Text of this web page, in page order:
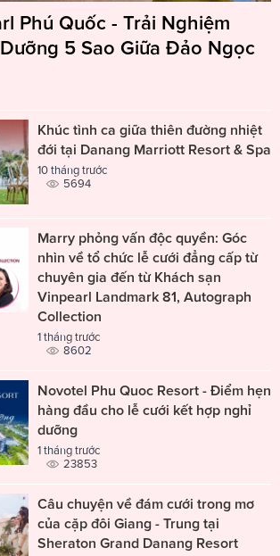
Phú Quốc - Trải Nghiệm
5 Sao Giữa Đảo Ngọc
Khúc tình ca giữa thiên đường nhiệt
đới tại Danang Marriott Resort & Spa
10 tháng trước
5694
Marry phỏng vấn độc quyền: Góc
nhìn về tổ chức lễ cưới đẳng cấp từ
chuyên gia đến từ Khách sạn
Vinpearl Landmark 81, Autograph
Collection
1 tháng trước
8602
Novotel Phu Quoc Resort - Điểm hẹn
hàng đầu cho lễ cưới kết hợp nghỉ
dưỡng
1 tháng trước
23853
Câu chuyện về đám cưới trong mơ
của cặp đôi Giang - Trung tại
Sheraton Grand Danang Resort